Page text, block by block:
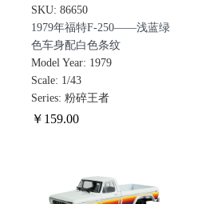
SKU: 86650
1979年福特F-250——浅蓝绿
色车身配白色条纹
Model Year: 1979
Scale: 1/43
Series: 粉碎王者
￥ 159.00